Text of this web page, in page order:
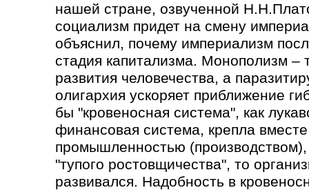
нашей стране, озвученной
социализм придет на смену
объяснил, почему империализм
стадия капитализма. Монополизм –
развития человечества, а
олигархия ускоряет приближение
бы "кровеносная система", как
финансовая система, крепла
промышленностью (производством),
"тупого ростовщичества", то
развивался. Надобность в